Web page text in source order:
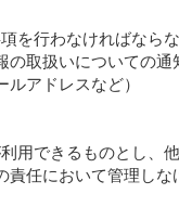
を行わなければならな
の取扱いについての
アドレスなど）
用できるものとし、
任において管理しな